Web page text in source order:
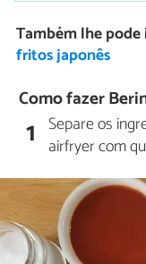
Também lhe pode
fritos japonês
Como fazer
1 Separe os
airfryer com